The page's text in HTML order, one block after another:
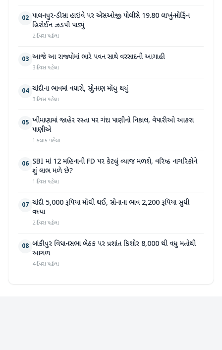
02 પાલનપુર-ડીસા હાઇવે પર એસઓજી પોલીસે 19.80 લાખનું મોર્ફિન
હિરોઈન ઝડપી પાડ્યું
2 દિવસ પહેલા
03 આજે આ રાજ્યોમાં ભારે પવન સાથે વરસાદની આગાહી
3 દિવસ પહેલા
04 ચાંદીના ભાવમાં વધારો, સોનું પણ મોંઘુ થયું
3 દિવસ પહેલા
05 ખીમાણામાં જાહેર રસ્તા પર ગંદા પાણીનો નિકાલ, વેપારીઓ આકરા
પાણીએ
1 કલાક પહેલા
06 SBI માં 12 મહિનાની FD પર કેટલું વ્યાજ મળશે, વરિષ્ઠ નાગરિકોને
શું લાભ મળે છે?
1 દિવસ પહેલા
07 ચાંદી 5,000 રૂપિયા મોંઘી થઈ, સોનાના ભાવ 2,200 રૂપિયા સુધી
વધ્યા
2 દિવસ પહેલા
08 બાંકીપુર વિધાનસભા બેઠક પર પ્રશાંત કિશોર 8,000 થી વધુ મતોથી
આગળ
4 દિવસ પહેલા